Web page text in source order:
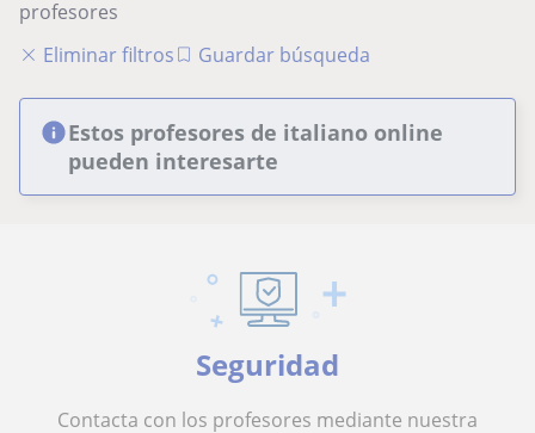
profesores
Eliminar filtros
Guardar búsqueda
Estos profesores de italiano online
pueden interesarte
Seguridad
Contacta con los profesores mediante nuestra